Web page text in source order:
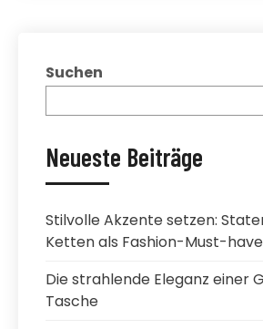
Suchen
Neueste Beiträge
Stilvolle Akzente setzen:
Ketten als Fashion-Must-have
Die strahlende Eleganz einer
Tasche